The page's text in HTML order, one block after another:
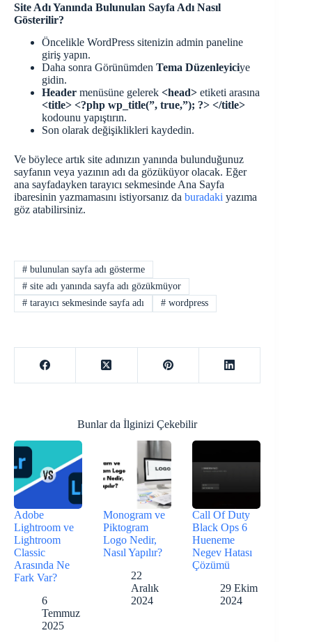
Site Adı Yanında Bulunulan Sayfa Adı Nasıl
Gösterilir?
Öncelikle WordPress sitenizin admin paneline
giriş yapın.
Daha sonra Görünümden Tema Düzenleyiciye
gidin.
Header menüsüne gelerek <head> etiketi arasına
<title> <?php wp_title(”, true,”); ?> </title>
kodounu yapıştırın.
Son olarak değişiklikleri kaydedin.
Ve böylece artık site adınızın yanında bulunduğunuz
sayfanın veya yazının adı da gözüküyor olacak. Eğer
ana sayfadayken tarayıcı sekmesinde Ana Sayfa
ibaresinin yazmamasını istiyorsanız da buradaki yazıma
göz atabilirsiniz.
#bulunulan sayfa adı gösterme
#site adı yanında sayfa adı gözükmüyor
#tarayıcı sekmesinde sayfa adı #wordpress
Bunlar da İlginizi Çekebilir
Adobe
Lightroom ve
Lightroom
Classic
Arasında Ne
Fark Var?
6
Temmuz
2025
Monogram ve
Piktogram
Logo Nedir,
Nasıl Yapılır?
22
Aralık
2024
Call Of Duty
Black Ops 6
Hueneme
Negev Hatası
Çözümü
29 Ekim
2024